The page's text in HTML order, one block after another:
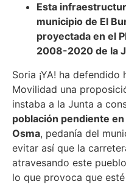
Esta
municipio de El
proyectada en el
2008-2020 de la
Soria ¡YA! ha
Movilidad una
instaba a la Junta a
población pendiente
Osma, pedanía del
evitar así que la
atravesando este
lo que provoca que